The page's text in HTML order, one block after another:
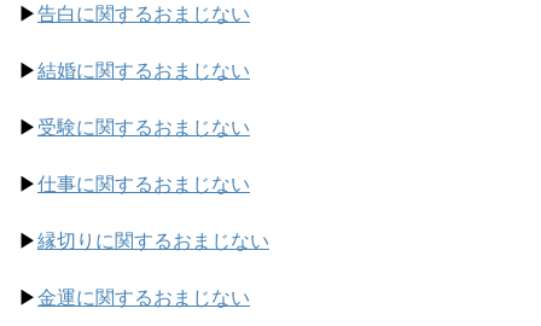
▶︎告白に関するおまじない
▶︎結婚に関するおまじない
▶︎ 受験に関するおまじない
▶︎仕事に関するおまじない
▶︎縁切りに関するおまじない
▶︎金運に関するおまじない